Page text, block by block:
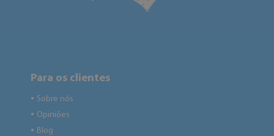
Para os clientes
● Sobre nós
● Opiniões
● Blog